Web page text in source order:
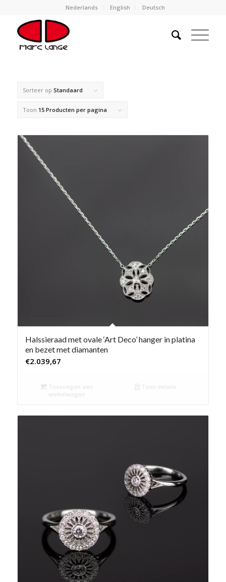
Nederlands English Deutsch
Sorteer op Standaard
Toon 15 Producten per pagina
Halssieraad met ovale ‘Art Deco’ hanger in platina
en bezet met diamanten
€2.039,67
Toevoegen aan
winkelwagen
Toon details